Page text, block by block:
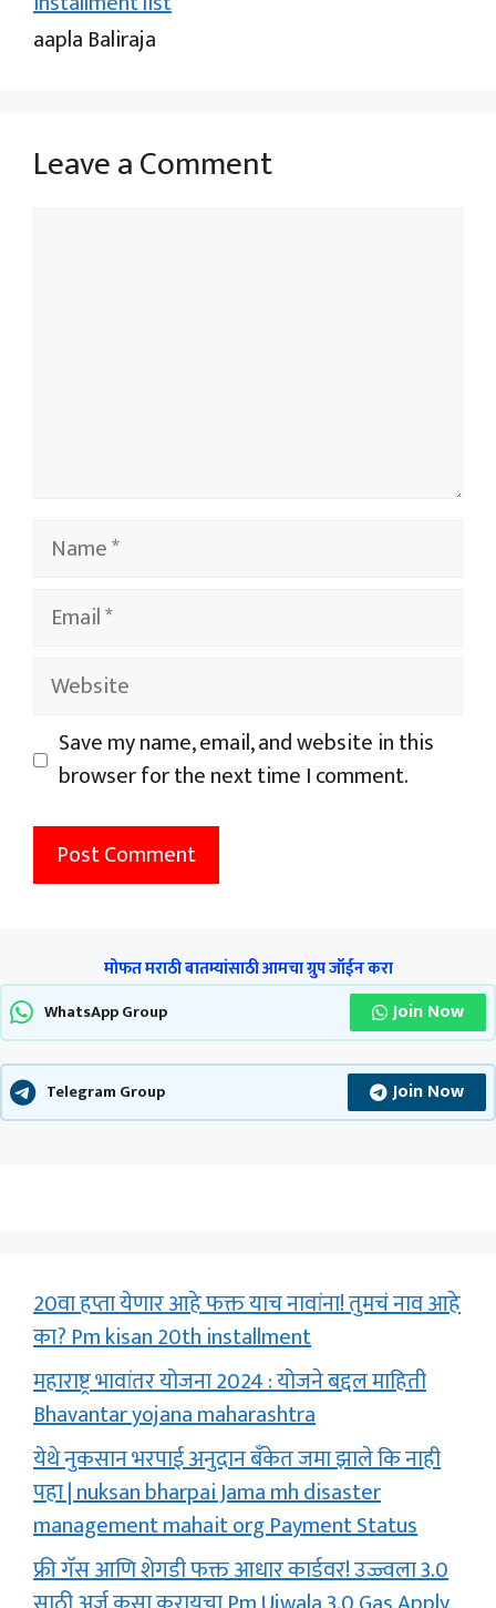
aapla Baliraja
Leave a Comment
Name
Email
Website
Save my name, email, and website in this
browser for the next time I comment.
मोफत मराठी बातम्यांसाठी आमचा ग्रुप जॉईन करा
WhatsApp Group Join Now
Telegram Group Join Now
20वा हप्ता येणार आहे फक्त याच नावांना! तुमचं नाव आहे
का? Pm kisan 20th installment
महाराष्ट्र भावांतर योजना 2024 : योजने बद्दल माहिती
Bhavantar yojana maharashtra
येथे नुकसान भरपाई अनुदान बँकेत जमा झाले कि नाही
पहा | nuksan bharpai Jama mh disaster
management mahait org Payment Status
फ्री गॅस आणि शेगडी फक्त आधार कार्डवर! उज्ज्वला 3.0